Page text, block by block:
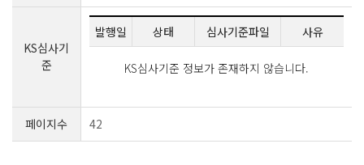
KS심사기
준
발행일 상태 심사기준파일 사유
KS심사기준 정보가 존재하지 않습니다.
페이지수 42